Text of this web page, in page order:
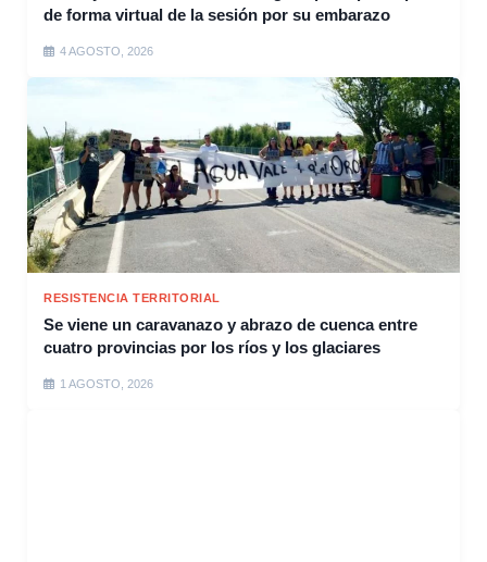
de forma virtual de la sesión por su embarazo
4 AGOSTO, 2026
RESISTENCIA TERRITORIAL
Se viene un caravanazo y abrazo de cuenca entre
cuatro provincias por los ríos y los glaciares
1 AGOSTO, 2026